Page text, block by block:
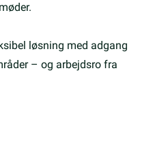
løsning med adgang
– og arbejdsro fra